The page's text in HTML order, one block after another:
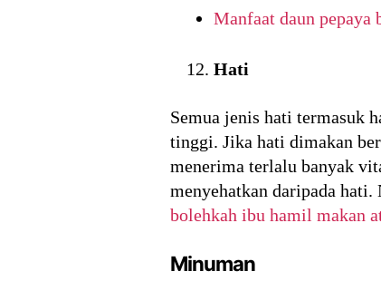
Manfaat daun pepaya
Hati
Semua jenis hati termasuk
tinggi. Jika hati dimakan
menerima terlalu banyak
menyehatkan daripada
bolehkah ibu hamil makan
Minuman